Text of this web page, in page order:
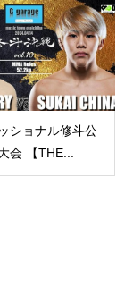
ショナル修斗公
会 【THE...